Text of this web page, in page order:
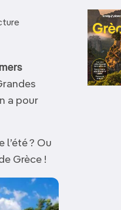
mers
a pour
? Ou
Grèce !